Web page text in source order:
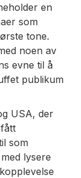
en
som
tone.
noen av
evne til å
publikum
USA, der
som
lysere